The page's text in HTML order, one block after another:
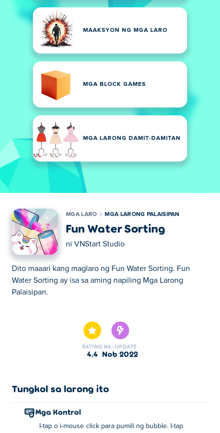
MAAKSYON NG MGA LARO
MGA BLOCK GAMES
MGA LARONG DAMIT-DAMITAN
MGA LARO MGA LARONG PALAISIPAN
Fun Water Sorting
ni VNStart Studio
Dito maaari kang maglaro ng Fun Water Sorting. Fun
Water Sorting ay isa sa aming napiling Mga Larong
Palaisipan.
RATING
4.4
NA-UPDATE
Nob 2022
Tungkol sa larong ito
Mga Kontrol
I-tap o i-mouse click para pumili ng bubble. I-tap